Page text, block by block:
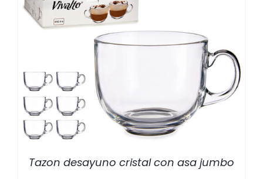
Tazon desayuno cristal con asa jumbo